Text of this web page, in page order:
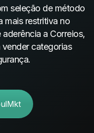
seleção de método
mais restritiva no
a Correios,
categorias